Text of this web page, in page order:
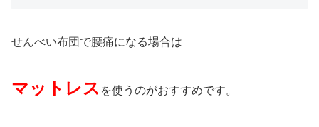
せんべい布団で腰痛になる場合は
マットレス を使うのがおすすめです。